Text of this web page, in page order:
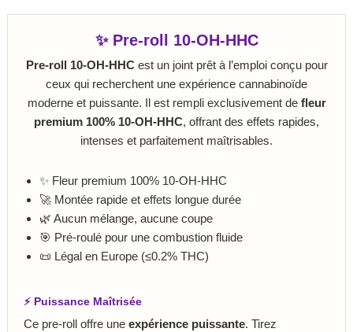
✨ Pre‑roll 10‑OH‑HHC
Pre‑roll 10‑OH‑HHCest un joint prêt à l’emploi conçu pour
ceux qui recherchent une expérience cannabinoïde
moderne et puissante. Il est rempli exclusivement de fleur
premium 100% 10‑OH‑HHC, offrant des effets rapides,
intenses et parfaitement maîtrisables.
✨ Fleur premium 100% 10‑OH‑HHC
🚀 Montée rapide et effets longue durée
🌿 Aucun mélange, aucune coupe
🎯 Pré‑roulé pour une combustion fluide
📜 Légal en Europe (≤0.2% THC)
⚡ Puissance Maîtrisée
Ce pre‑roll offre une expérience puissante. Tirez